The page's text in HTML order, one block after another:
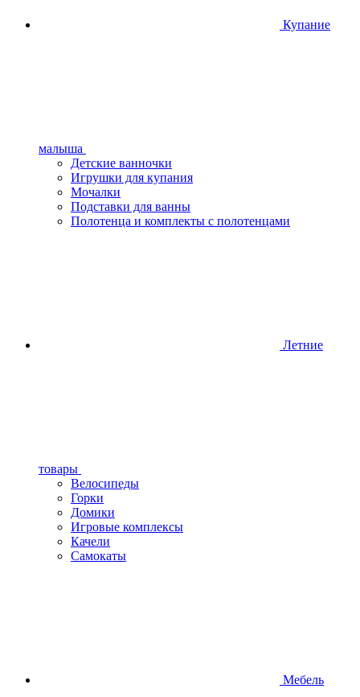
Купание
малыша
Детские ванночки
Игрушки для купания
Мочалки
Подставки для ванны
Полотенца и комплекты с полотенцами
Летние
товары
Велосипеды
Горки
Домики
Игровые комплексы
Качели
Самокаты
Мебель